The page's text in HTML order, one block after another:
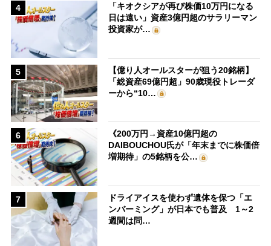
4
「キオクシアが再び株価10万円になる
日は遠い」資産3億円超のサラリーマン
投資家が…
5
【億り人オールスターが狙う20銘柄】
「総資産69億円超」90歳現役トレーダ
ーから“10…
6
《200万円→資産10億円超の
DAIBOUCHOU氏が「年末までに株価倍
増期待」の5銘柄を公…
7
ドライアイスを使わず遺体を保つ「エ
ンバーミング」が日本でも普及 1～2
週間は問…